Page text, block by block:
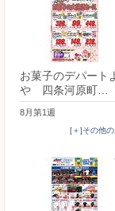
お菓子のデパート
や 四条河原町…
8月第1週
[＋]その他